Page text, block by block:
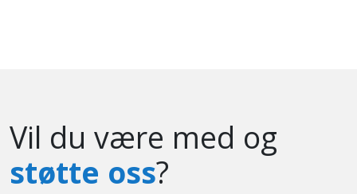
Vil du være med og
støtte oss?